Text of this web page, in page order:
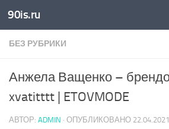
Skip to content
90is.ru
БЕЗ РУБРИКИ
Анжела Ващенко –
xvatitttt | ETOVMODE
АВТОР: ADMIN · ОПУБЛИКОВАНО 22.04.2021